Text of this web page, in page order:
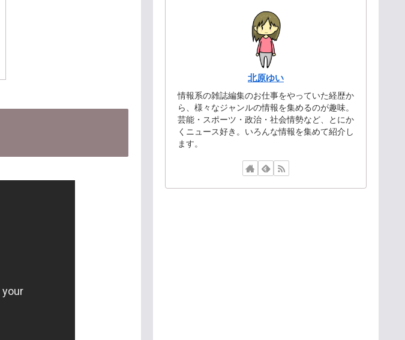
北原ゆい
情報系の雑誌編集のお仕事をやっていた経歴か
ら、様々なジャンルの情報を集めるのが趣味。
芸能・スポーツ・政治・社会情勢など、とにか
くニュース好き。いろんな情報を集めて紹介し
ます。